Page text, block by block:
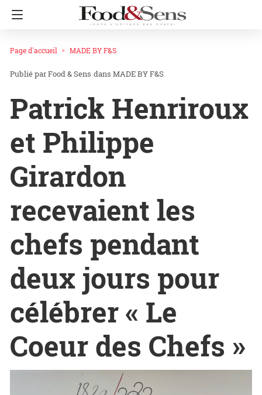
Page d'accueil MADE BY F&S
Food & Sens dans MADE BY F&S
Patrick Henriroux
et Philippe
Girardon
recevaient les
chefs pendant
deux jours pour
célébrer « Le
Coeur des Chefs »